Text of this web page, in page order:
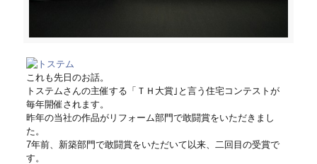
これも先日のお話。
トステムさんの主催する「ＴＨ大賞｣と言う住宅コンテストが
毎年開催されます。
昨年の当社の作品がリフォーム部門で敢闘賞をいただきまし
た。
7年前、新築部門で敢闘賞をいただいて以来、二回目の受賞で
す。